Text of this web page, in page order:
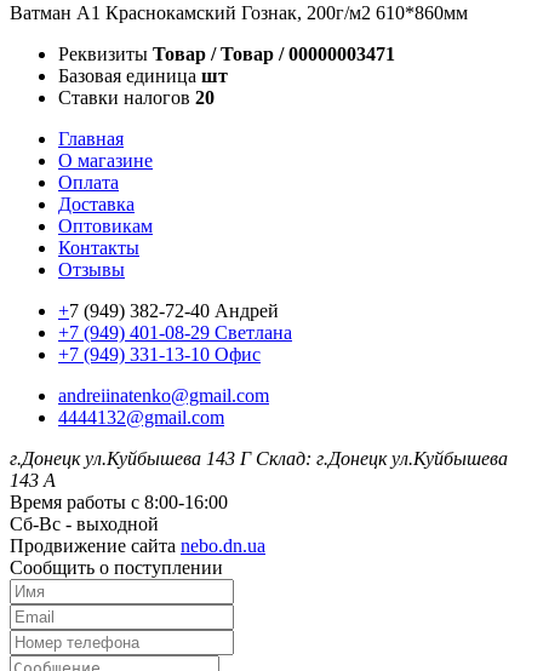
Ватман А1 Краснокамский Гознак, 200г/м2 610*860мм
Реквизиты Товар / Товар / 00000003471
Базовая единица шт
Ставки налогов 20
Главная
О магазине
Оплата
Доставка
Оптовикам
Контакты
Отзывы
+7 (949) 382-72-40 Андрей
+7 (949) 401-08-29 Светлана
+7 (949) 331-13-10 Офис
andreiinatenko@gmail.com
4444132@gmail.com
г.Донецк ул.Куйбышева 143 Г Склад: г.Донецк ул.Куйбышева
143 А
Время работы с 8:00-16:00
Сб-Вс - выходной
Продвижение сайта nebo.dn.ua
Сообщить о поступлении